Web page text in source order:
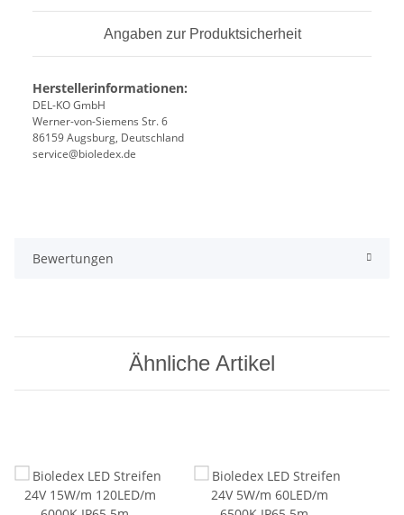
Angaben zur Produktsicherheit
Herstellerinformationen:
DEL-KO GmbH
Werner-von-Siemens Str. 6
86159 Augsburg, Deutschland
service@bioledex.de
Bewertungen
Ähnliche Artikel